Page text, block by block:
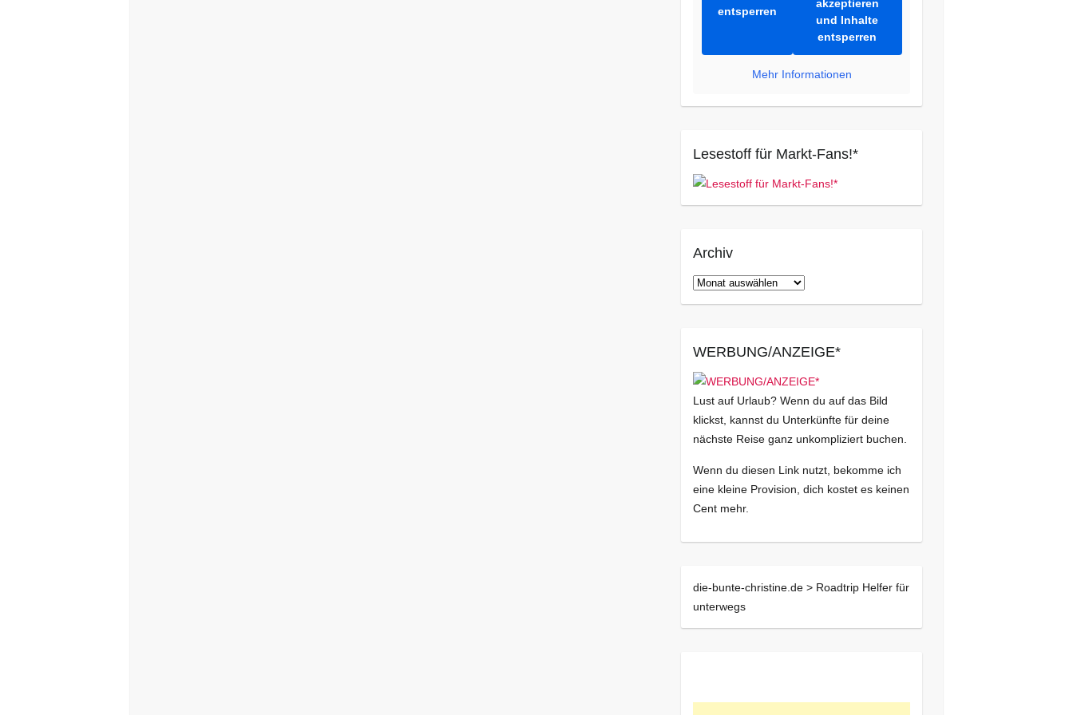
entsperren
akzeptieren
und Inhalte
entsperren
Mehr Informationen
Lesestoff für Markt-Fans!*
Archiv
Archiv
WERBUNG/ANZEIGE*
Lust auf Urlaub? Wenn du auf das Bild
klickst, kannst du Unterkünfte für deine
nächste Reise ganz unkompliziert buchen.
Wenn du diesen Link nutzt, bekomme ich
eine kleine Provision, dich kostet es keinen
Cent mehr.
die-bunte-christine.de > Roadtrip Helfer für
unterwegs